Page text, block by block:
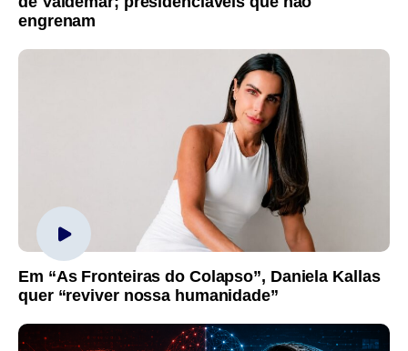
engrenam
Em “As Fronteiras do Colapso”, Daniela Kallas
quer “reviver nossa humanidade”